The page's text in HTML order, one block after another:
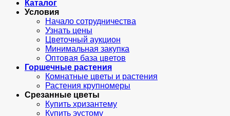
Каталог
Условия
Начало сотрудничества
Узнать цены
Цветочный аукцион
Минимальная закупка
Оптовая база цветов
Горшечные растения
Комнатные цветы и растения
Растения крупномеры
Срезанные цветы
Купить хризантему
Купить эустому